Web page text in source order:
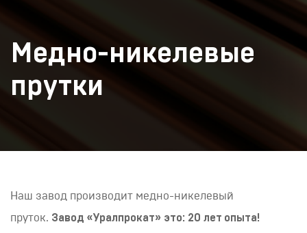
Медно-никелевые
прутки
Наш завод производит медно-никелевый
пруток. Завод «Уралпрокат» это: 20 лет опыта!